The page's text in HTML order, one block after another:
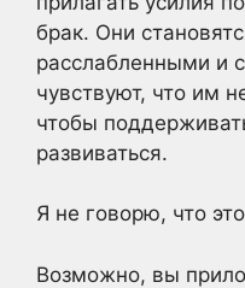
брак. Они
расслабленными и
чувствуют, что им
чтобы
развиваться.
Я не говорю, что
Возможно, вы